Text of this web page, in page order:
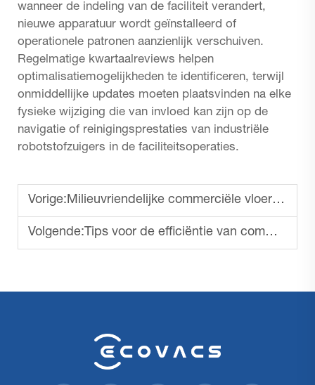
wanneer de indeling van de faciliteit verandert,
nieuwe apparatuur wordt geïnstalleerd of
operationele patronen aanzienlijk verschuiven.
Regelmatige kwartaalreviews helpen
optimalisatiemogelijkheden te identificeren, terwijl
onmiddellijke updates moeten plaatsvinden na elke
fysieke wijziging die van invloed kan zijn op de
navigatie of reinigingsprestaties van industriële
robotstofzuigers in de faciliteitsoperaties.
Vorige: Milieuvriendelijke commerciële vloerschrobmachines
Volgende: Tips voor de efficiëntie van commerciële vloerschrobbenmachines